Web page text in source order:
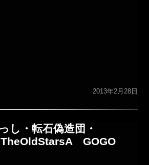
2013年2月28日
・転石偽造団・
GOGO